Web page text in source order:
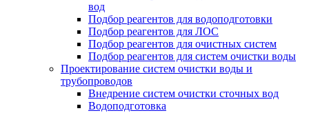
вод
Подбор реагентов для водоподготовки
Подбор реагентов для ЛОС
Подбор реагентов для очистных систем
Подбор реагентов для систем очистки воды
Проектирование систем очистки воды и
трубопроводов
Внедрение систем очистки сточных вод
Водоподготовка